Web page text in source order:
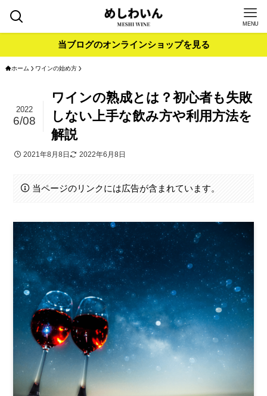
MENU
当ブログのオンラインショップを見る
ホーム ワインの始め方
ワインの熟成とは？初心者も失敗
しない上手な飲み方や利用方法を
解説
2022
6/08
2021年8月8日 2022年6月8日
当ページのリンクには広告が含まれています。